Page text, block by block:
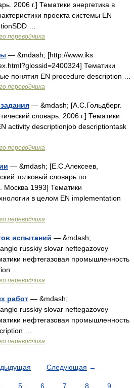
2006 г.] Тематики энергетика в
проекта системы EN
…
переводчика
— &mdash; [http://www.iks
Тематики
понятия EN procedure description …
переводчика
— &mdash; [А.С.Гольдберг.
словарь. 2006 г.] Тематики
activity descriptionjob descriptiontask
переводчика
— &mdash; [Е.С.Алексеев,
толковый словарь по
Москва 1993] Тематики
в целом EN implementation
переводчика
испытаний — &mdash;
russkiy slovar neftegazovoy
нефтегазовая промышленность
…
переводчика
работ — &mdash;
russkiy slovar neftegazovoy
нефтегазовая промышленность
…
переводчика
Следующая →
5 6 7 8
9